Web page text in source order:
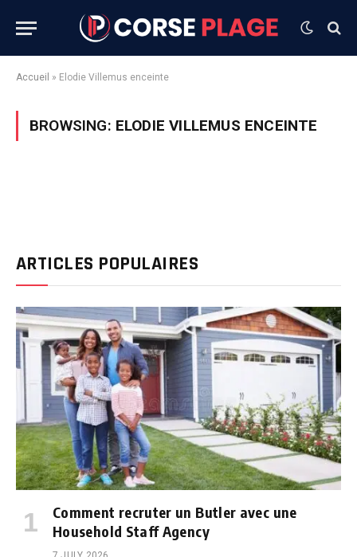
Accueil » Elodie Villemus enceinte
BROWSING: ELODIE VILLEMUS ENCEINTE
ARTICLES POPULAIRES
Comment recruter un Butler avec une
Household Staff Agency